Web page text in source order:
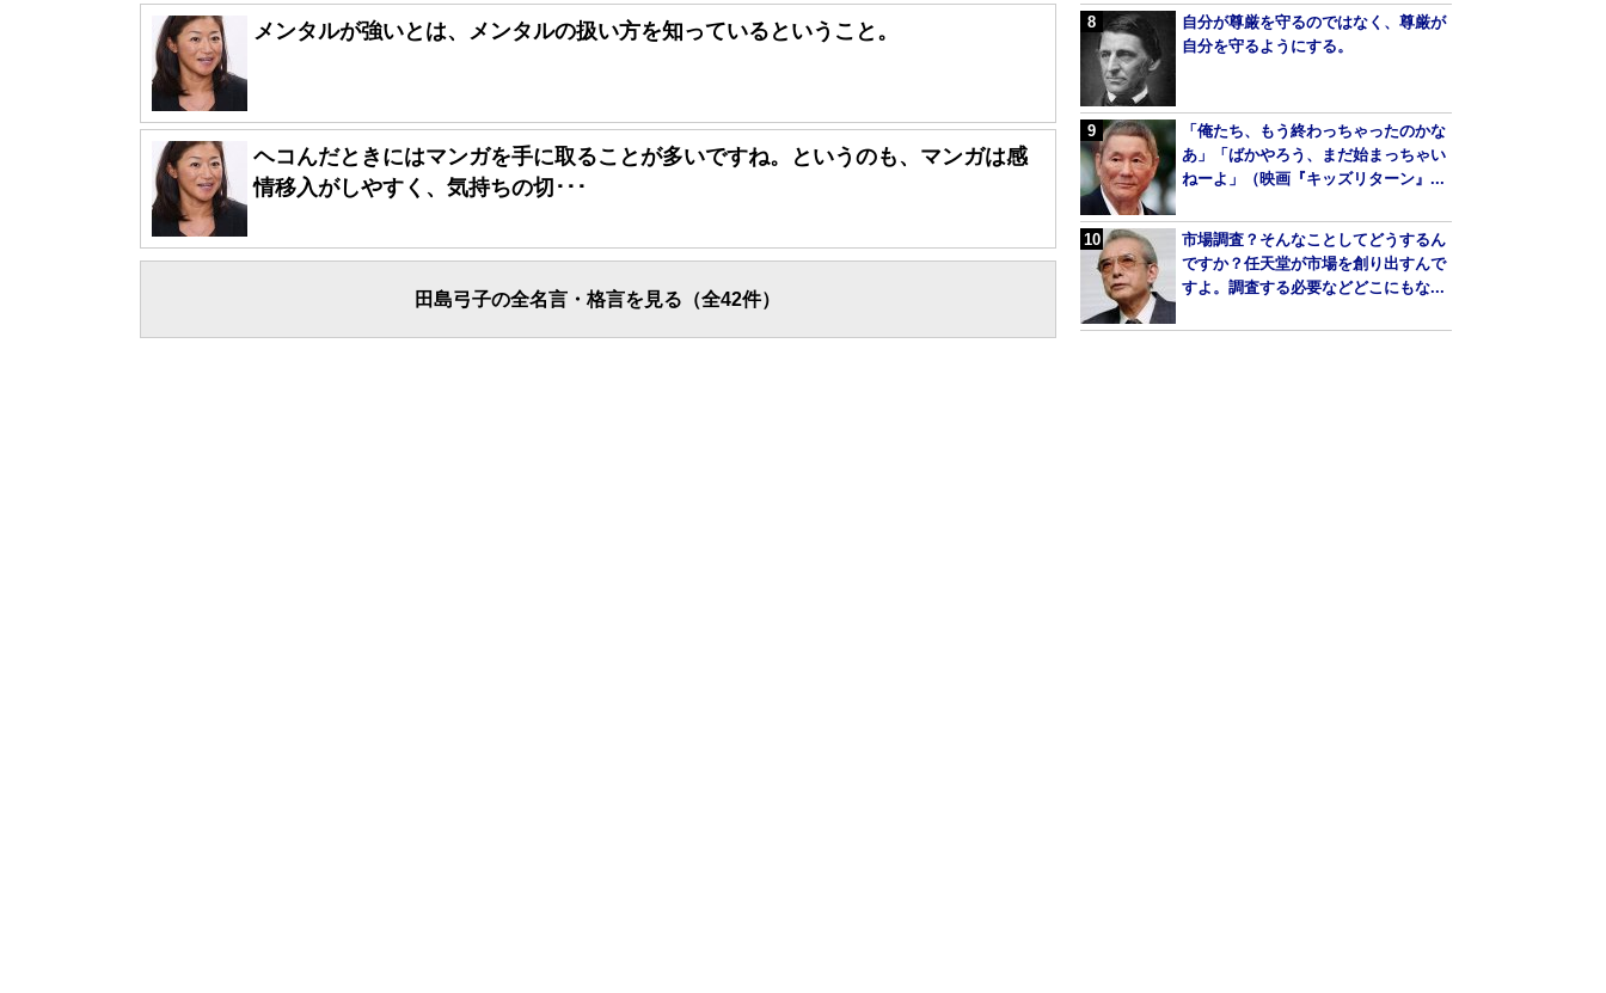
メンタルが強いとは、メンタルの扱い方を知っているということ。
ヘコんだときにはマンガを手に取ることが多いですね。というのも、マンガは感
情移入がしやすく、気持ちの切･･･
田島弓子の全名言・格言を見る（全42件）
自分が尊厳を守るのではなく、尊厳が
自分を守るようにする。
「俺たち、もう終わっちゃったのかな
あ」「ばかやろう、まだ始まっちゃい
ねーよ」（映画『キッズリターン』...
市場調査？そんなことしてどうするん
ですか？任天堂が市場を創り出すんで
すよ。調査する必要などどこにもな...